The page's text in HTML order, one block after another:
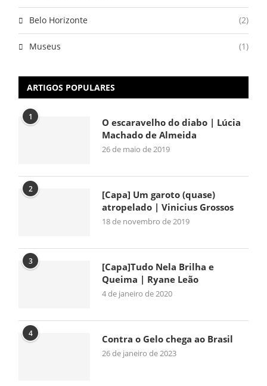
Belo Horizonte (2)
Museus (1)
ARTIGOS POPULARES
1
O escaravelho do diabo | Lúcia
Machado de Almeida
26 de maio de 2019
2
[Capa] Um garoto (quase)
atropelado | Vinicius Grossos
18 de novembro de 2019
3
[Capa]Tudo Nela Brilha e
Queima | Ryane Leão
4 de janeiro de 2020
4 Contra o Gelo chega ao Brasil
26 de janeiro de 2023